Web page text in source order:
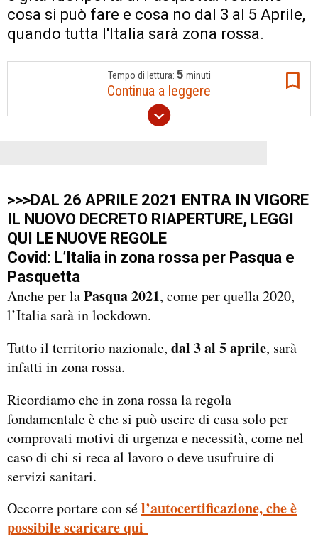
cosa si può fare e cosa no dal 3 al 5 Aprile,
quando tutta l'Italia sarà zona rossa.
Tempo di lettura: 5 minuti
Continua a leggere
>>>DAL 26 APRILE 2021 ENTRA IN VIGORE
IL NUOVO DECRETO RIAPERTURE, LEGGI
QUI LE NUOVE REGOLE
Covid: L’Italia in zona rossa per Pasqua e
Pasquetta
Anche per laPasqua 2021, come per quella 2020,
l’Italia sarà in lockdown.
Tutto il territorio nazionale, dal 3 al 5 aprile, sarà
infatti in zona rossa.
Ricordiamo che in zona rossa la regola
fondamentale è che si può uscire di casa solo per
comprovati motivi di urgenza e necessità, come nel
caso di chi si reca al lavoro o deve usufruire di
servizi sanitari.
Occorre portare con sél’autocertificazione, che è
possibile scaricare qui